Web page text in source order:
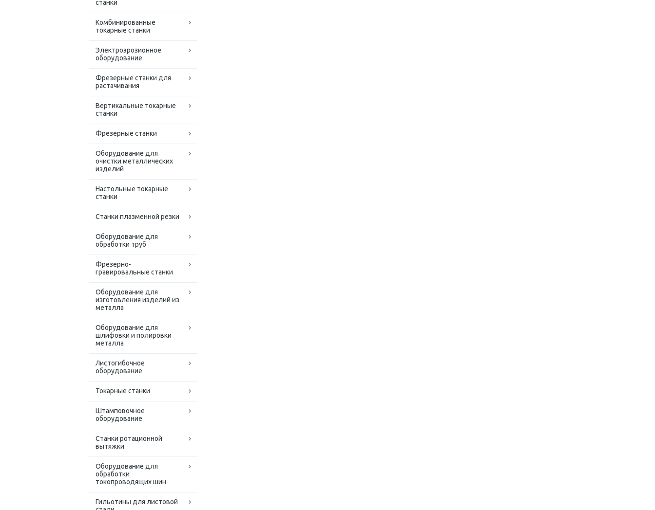
станки
Комбинированные
токарные станки
Электроэрозионное
оборудование
Фрезерные станки для
растачивания
Вертикальные токарные
станки
Фрезерные станки
Оборудование для
очистки металлических
изделий
Настольные токарные
станки
Станки плазменной резки
Оборудование для
обработки труб
Фрезерно-
гравировальные станки
Оборудование для
изготовления изделий из
металла
Оборудование для
шлифовки и полировки
металла
Листогибочное
оборудование
Токарные станки
Штамповочное
оборудование
Станки ротационной
вытяжки
Оборудование для
обработки
токопроводящих шин
Гильотины для листовой